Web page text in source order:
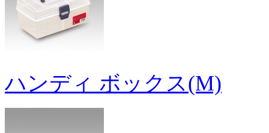
ハンディ ボックス(M)